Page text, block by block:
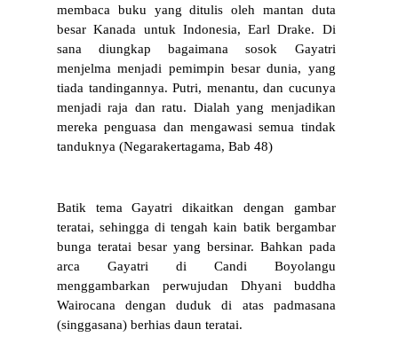
membaca buku yang ditulis oleh mantan duta
besar Kanada untuk Indonesia, Earl Drake. Di
sana diungkap bagaimana sosok Gayatri
menjelma menjadi pemimpin besar dunia, yang
tiada tandingannya. Putri, menantu, dan cucunya
menjadi raja dan ratu. Dialah yang menjadikan
mereka penguasa dan mengawasi semua tindak
tanduknya (Negarakertagama, Bab 48)
Batik tema Gayatri dikaitkan dengan gambar
teratai, sehingga di tengah kain batik bergambar
bunga teratai besar yang bersinar. Bahkan pada
arca Gayatri di Candi Boyolangu
menggambarkan perwujudan Dhyani buddha
Wairocana dengan duduk di atas padmasana
(singgasana) berhias daun teratai.